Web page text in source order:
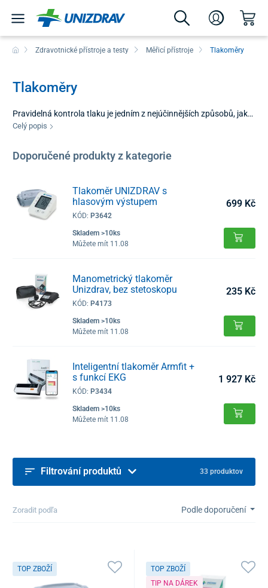
Zdravotnické přístroje a testy Měřicí přístroje Tlakoměry
Tlakoměry
Pravidelná kontrola tlaku je jedním z nejúčinnějších způsobů, jak
předcházet vážným kardiovaskulárním obtížím. Kategorie
jednoduchou obsluhu. Pokud trpíte hypertenzí nebo chcete mít
své zdraví preventivně pod dohledem, moderní digitální řešení
krevního tlaku v klidném prostředí eliminuje stres a poskytuje
věrný obraz stavu vašeho oběhového systému.u.
Celý popis
Doporučené produkty z kategorie
Tlakoměr UNIZDRAV s
hlasovým výstupem
KÓD: P3642
Skladem >10ks
Můžete mít 11.08
699 Kč
Manometrický tlakoměr
Unizdrav, bez stetoskopu
KÓD: P4173
Skladem >10ks
Můžete mít 11.08
235 Kč
Inteligentní tlakoměr Armfit +
s funkcí EKG
KÓD: P3434
Skladem >10ks
Můžete mít 11.08
1 927 Kč
Filtrování produktů 33 produktov
Zoradit podľa Podle doporučení
TOP ZBOŽÍ
TOP ZBOŽÍ
TIP NA DÁREK